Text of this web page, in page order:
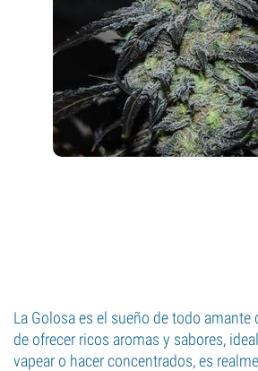
La Golosa es el sueño de todo amante
de ofrecer ricos aromas y sabores,
vapear o hacer concentrados, es